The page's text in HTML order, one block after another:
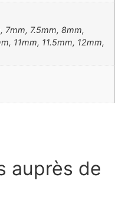
7mm, 7.5mm, 8mm,
11mm, 11.5mm, 12mm,
auprès de